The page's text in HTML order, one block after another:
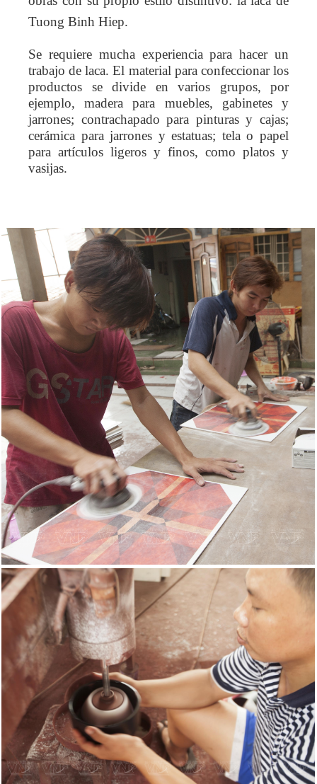
Tuong Binh Hiep.
Se requiere mucha experiencia para hacer un
trabajo de laca. El material para confeccionar los
productos se divide en varios grupos, por
ejemplo, madera para muebles, gabinetes y
jarrones; contrachapado para pinturas y cajas;
cerámica para jarrones y estatuas; tela o papel
para artículos ligeros y finos, como platos y
vasijas.